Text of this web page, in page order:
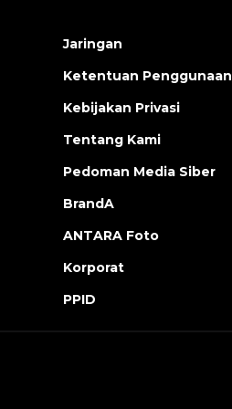
Jaringan
Ketentuan Penggunaan
Kebijakan Privasi
Tentang Kami
Pedoman Media Siber
BrandA
ANTARA Foto
Korporat
PPID